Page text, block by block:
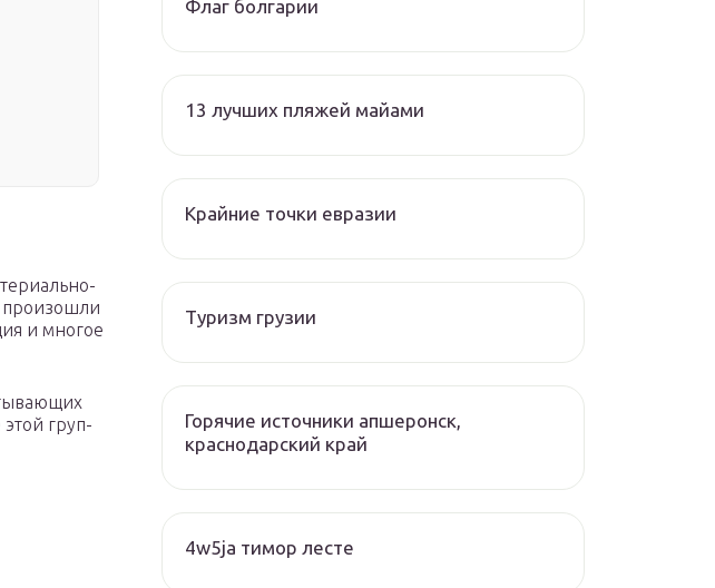
про­изо­шли
и мно­гое
этой груп­
Флаг болгарии
13 лучших пляжей майами
Крайние точки евразии
Туризм грузии
Горячие источники апшеронск,
краснодарский край
4w5ja тимор лесте